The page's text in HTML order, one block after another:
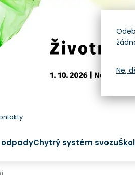
Chytrý systém svozu
Ne,